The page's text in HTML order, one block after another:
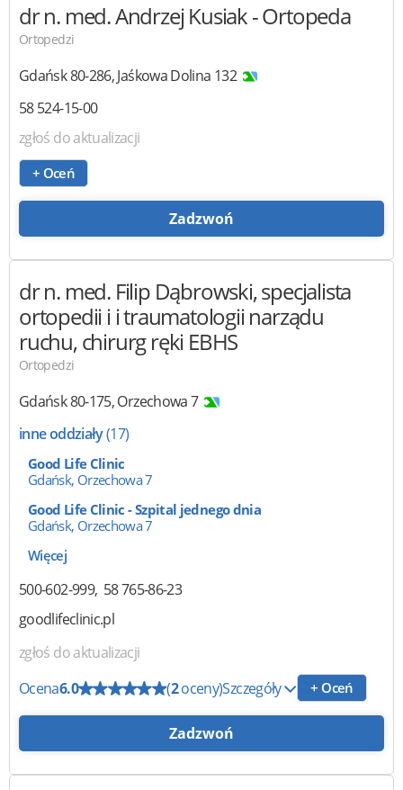
dr n. med. Andrzej Kusiak- Ortopeda
Ortopedzi
Gdańsk80-286,Jaśkowa Dolina 132
58 524-15-00
zgłoś do aktualizacji
+ Oceń
Zadzwoń
dr n. med. Filip Dąbrowski,specjalista
ortopedii i i traumatologii narządu
ruchu, chirurg ręki EBHS
Ortopedzi
Gdańsk80-175,Orzechowa 7
inne oddziały(17)
Good Life Clinic
Gdańsk, Orzechowa 7
Good Life Clinic - Szpital jednego dnia
Gdańsk, Orzechowa 7
Więcej
500-602-999 58 765-86-23
goodlifeclinic.pl
zgłoś do aktualizacji
Ocena6.0 (2oceny)Szczegóły + Oceń
Zadzwoń